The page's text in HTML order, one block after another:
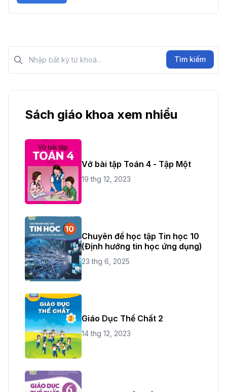
Tìm kiếm?>
Tìm kiếm
Sách giáo khoa xem nhiều
Vở bài tập Toán 4 - Tập Một
19 thg 12, 2023
Chuyên đề học tập Tin học 10
(Định hướng tin học ứng dụng)
23 thg 6, 2025
Giáo Dục Thể Chất 2
14 thg 12, 2023